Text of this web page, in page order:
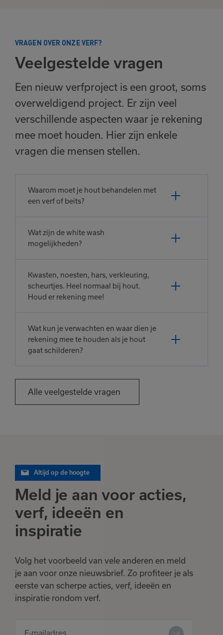
VRAGEN OVER ONZE VERF?
Veelgestelde vragen
Een nieuw verfproject is een groot, soms
overweldigend project. Er zijn veel
verschillende aspecten waar je rekening
mee moet houden. Hier zijn enkele
vragen die mensen stellen.
Waarom moet je hout behandelen met
een verf of beits?
Wat zijn de white wash
mogelijkheden?
Kwasten, noesten, hars, verkleuring,
scheurtjes. Heel normaal bij hout.
Houd er rekening mee!
Wat kun je verwachten en waar dien je
rekening mee te houden als je hout
gaat schilderen?
Alle veelgestelde vragen
Altijd op de hoogte
Meld je aan voor acties,
verf, ideeën en
inspiratie
Volg het voorbeeld van vele anderen en meld
je aan voor onze nieuwsbrief. Zo profiteer je als
eerste van scherpe acties, verf, ideeën en
inspiratie rondom verf.